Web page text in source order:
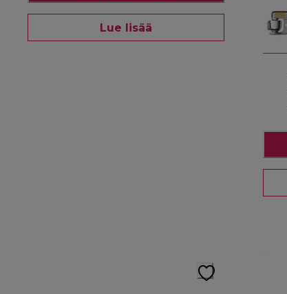
Lue lisää